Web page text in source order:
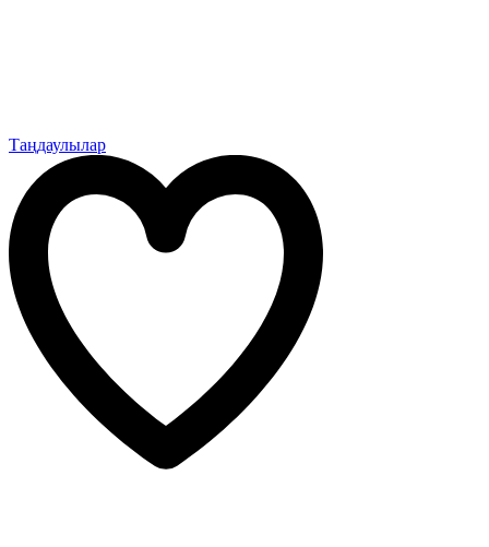
Таңдаулылар